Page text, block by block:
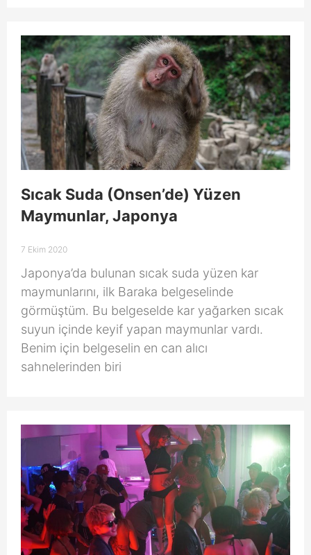
Sıcak Suda (Onsen’de) Yüzen
Maymunlar, Japonya
7 Ekim 2020
Japonya’da bulunan sıcak suda yüzen kar
maymunlarını, ilk Baraka belgeselinde
görmüştüm. Bu belgeselde kar yağarken sıcak
suyun içinde keyif yapan maymunlar vardı.
Benim için belgeselin en can alıcı
sahnelerinden biri